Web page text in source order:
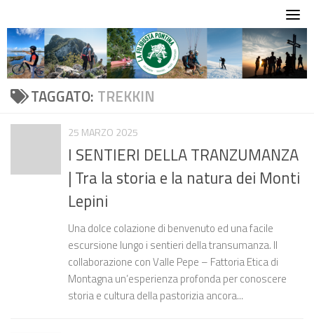
to
content
TAGGATO: TREKKIN
25 MARZO 2025
I SENTIERI DELLA TRANZUMANZA
| Tra la storia e la natura dei Monti
Lepini
Una dolce colazione di benvenuto ed una facile
escursione lungo i sentieri della transumanza. Il
collaborazione con Valle Pepe – Fattoria Etica di
Montagna un’esperienza profonda per conoscere
storia e cultura della pastorizia ancora...